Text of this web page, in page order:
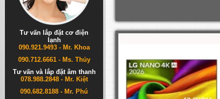
Tư vấn lắp đặt cơ điện
lạnh
090.921.9493 - Mr. Khoa
090.712.6661 - Ms. Thủy
Tư vấn và lắp đặt âm thanh
078.988.2848 - Mr. Kiệt
090.682.8188 - Mr. Phú